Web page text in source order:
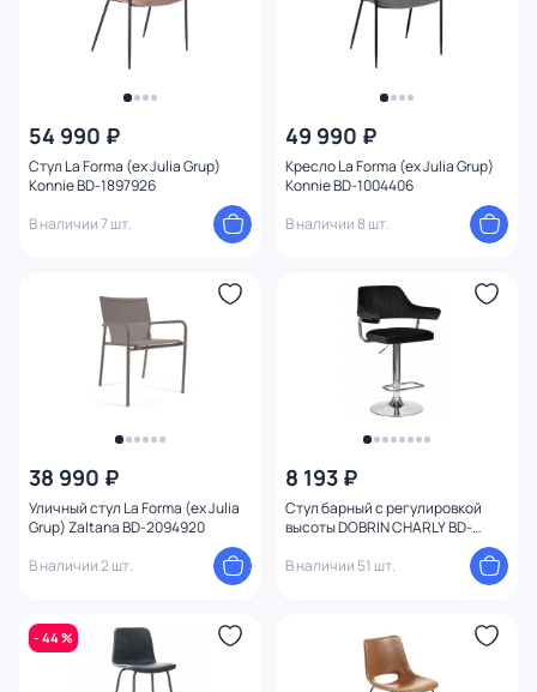
54 990 ₽
Стул La Forma (ex Julia Grup)
Konnie BD-1897926
В наличии 7 шт.
49 990 ₽
Кресло La Forma (ex Julia Grup)
Konnie BD-1004406
В наличии 8 шт.
38 990 ₽
Уличный стул La Forma (ex Julia
Grup) Zaltana BD-2094920
В наличии 2 шт.
8 193 ₽
Стул барный с регулировкой
высоты DOBRIN CHARLY BD-
В наличии 51 шт.
- 44 %
Изображение
Конструкция
Форма сиденья
Высота сиденья (см)